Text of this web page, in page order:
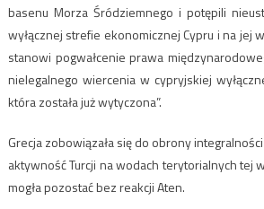
basenu Morza Śródziemnego i potępili
wyłącznej strefie ekonomicznej Cypru i na jej
stanowi pogwałcenie prawa
nielegalnego wiercenia w cypryjskiej
która została już wytyczona”.
Grecja zobowiązała się do obrony
aktywność Turcji na wodach terytorialnych tej
mogła pozostać bez reakcji Aten.